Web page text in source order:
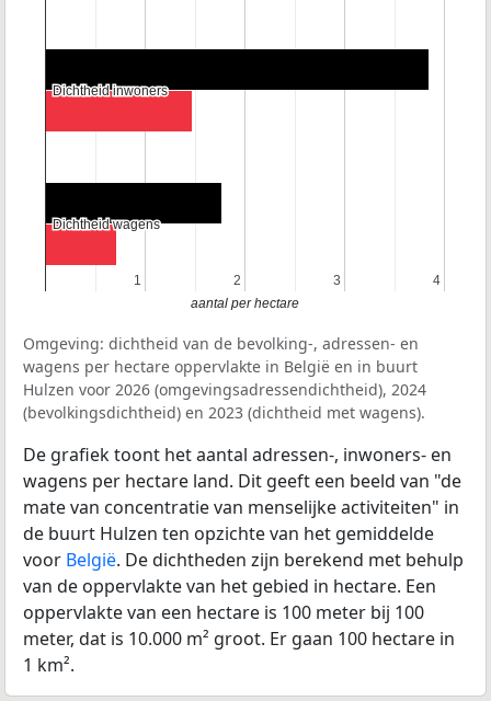
11 2
2 3
3 4
4
Dichtheid inwoners
Dichtheid inwoners
Dichtheid wagens
Dichtheid wagens
aantal per hectare
Omgeving: dichtheid van de bevolking-, adressen- en
wagens per hectare oppervlakte in België en in buurt
Hulzen voor 2026 (omgevingsadressendichtheid), 2024
(bevolkingsdichtheid) en 2023 (dichtheid met wagens).
De grafiek toont het aantal adressen-, inwoners- en
wagens per hectare land. Dit geeft een beeld van "de
mate van concentratie van menselijke activiteiten" in
de buurt Hulzen ten opzichte van het gemiddelde
voor België. De dichtheden zijn berekend met behulp
van de oppervlakte van het gebied in hectare. Een
oppervlakte van een hectare is 100 meter bij 100
meter, dat is 10.000 m² groot. Er gaan 100 hectare in
1 km².